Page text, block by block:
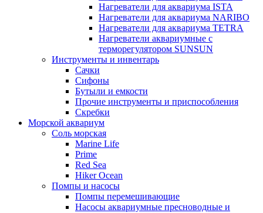
Нагреватели для аквариума ISTA
Нагреватели для аквариума NARIBO
Нагреватели для аквариума TETRA
Нагреватели аквариумные с
терморегулятором SUNSUN
Инструменты и инвентарь
Сачки
Сифоны
Бутыли и емкости
Прочие инструменты и приспособления
Скребки
Морской аквариум
Соль морская
Marine Life
Prime
Red Sea
Hiker Ocean
Помпы и насосы
Помпы перемешивающие
Насосы аквариумные пресноводные и